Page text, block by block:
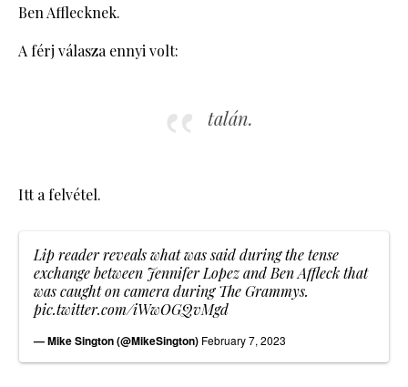
Ben Afflecknek.
A férj válasza ennyi volt:
talán.
Itt a felvétel.
Lip reader reveals what was said during the tense
exchange between Jennifer Lopez and Ben Affleck that
was caught on camera during The Grammys.
pic.twitter.com/iWwOGQvMgd
— Mike Sington (@MikeSington) February 7, 2023